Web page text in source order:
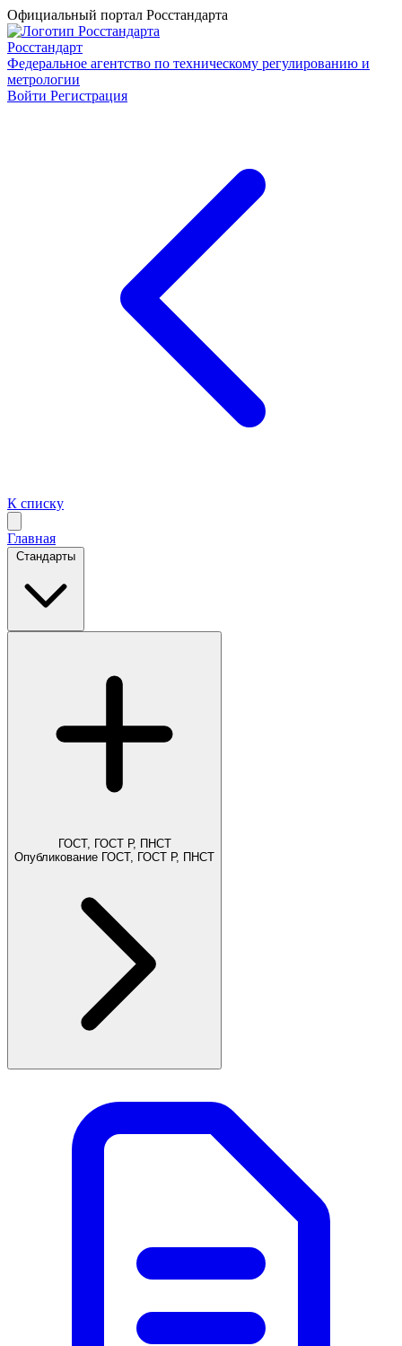
Официальный портал Росстандарта
Росстандарт
Федеральное агентство по техническому регулированию и
метрологии
Войти Регистрация
К списку
Главная
Стандарты
ГОСТ, ГОСТ Р, ПНСТ
Опубликование ГОСТ, ГОСТ Р, ПНСТ